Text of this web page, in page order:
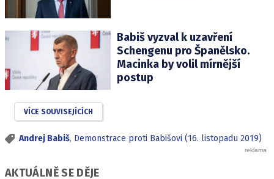
Babiš vyzval k uzavření
Schengenu pro Španělsko.
Macinka by volil mírnější
postup
VÍCE SOUVISEJÍCÍCH
Andrej Babiš, Demonstrace proti Babišovi (16. listopadu 2019)
AKTUÁLNĚ SE DĚJE